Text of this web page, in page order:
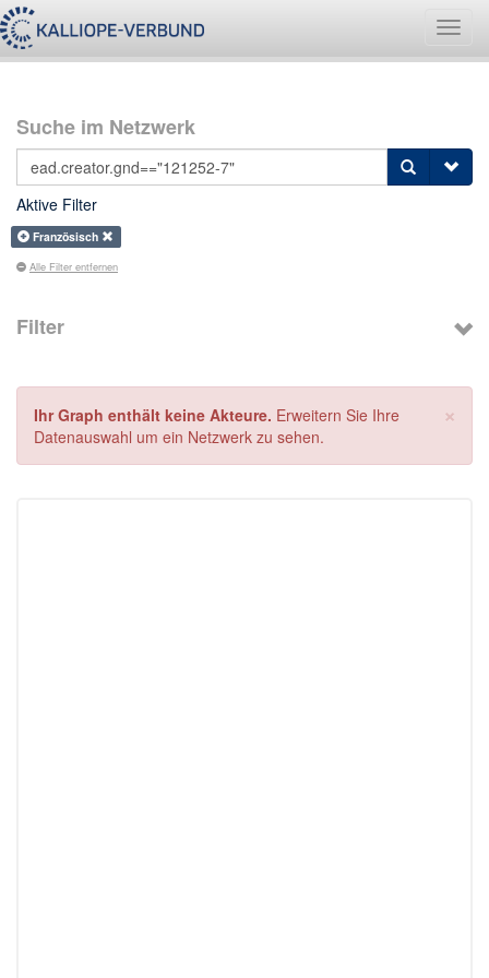
Suche im Netzwerk
Aktive Filter
Französisch
Alle Filter entfernen
Filter
×
Ihr Graph enthält keine Akteure. Erweitern Sie Ihre
Datenauswahl um ein Netzwerk zu sehen.